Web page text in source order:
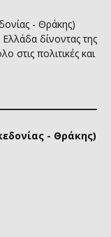
- Θράκης)
δίνοντας της
στις πολιτικές και
- Θράκης)